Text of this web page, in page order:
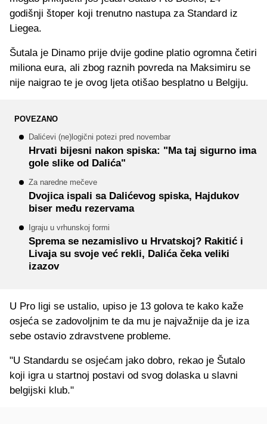
godišnji štoper koji trenutno nastupa za Standard iz
Liegea.
Šutala je Dinamo prije dvije godine platio ogromna četiri
miliona eura, ali zbog raznih povreda na Maksimiru se
nije naigrao te je ovog ljeta otišao besplatno u Belgiju.
POVEZANO
Dalićevi (ne)logični potezi pred novembar
Hrvati bijesni nakon spiska: "Ma taj sigurno ima
gole slike od Dalića"
Za naredne mečeve
Dvojica ispali sa Dalićevog spiska, Hajdukov
biser među rezervama
Igraju u vrhunskoj formi
Sprema se nezamislivo u Hrvatskoj? Rakitić i
Livaja su svoje već rekli, Dalića čeka veliki
izazov
U Pro ligi se ustalio, upiso je 13 golova te kako kaže
osjeća se zadovoljnim te da mu je najvažnije da je iza
sebe ostavio zdravstvene probleme.
"U Standardu se osjećam jako dobro, rekao je Šutalo
koji igra u startnoj postavi od svog dolaska u slavni
belgijski klub."